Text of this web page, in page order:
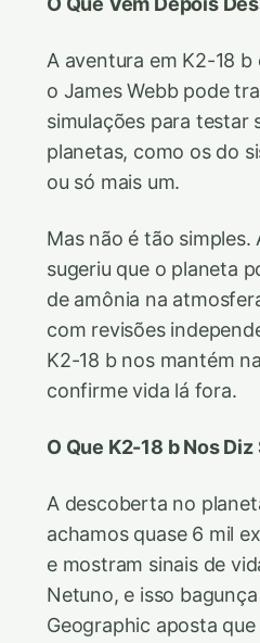
A aventura em K2-18
o James Webb pode
simulações para testar
planetas, como os do
ou só mais um.
Mas não é tão
sugeriu que o planeta
de amônia na
com revisões
K2-18 b nos mantém
confirme vida lá fora.
O Que K2-18 b Nos
A descoberta no
achamos quase 6 mil
e mostram sinais de
Netuno, e isso
Geographic aposta